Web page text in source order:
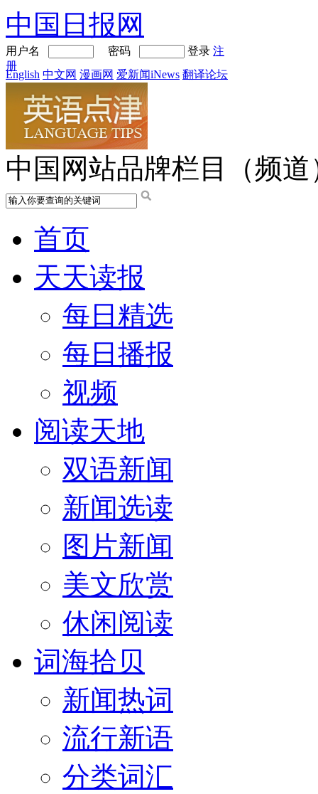
中国日报网
用户名 密码 登录 注
册
English 中文网 漫画网 爱新闻iNews 翻译论坛
中国网站品牌栏目（频道
首页
天天读报
每日精选
每日播报
视频
阅读天地
双语新闻
新闻选读
图片新闻
美文欣赏
休闲阅读
词海拾贝
新闻热词
流行新语
分类词汇